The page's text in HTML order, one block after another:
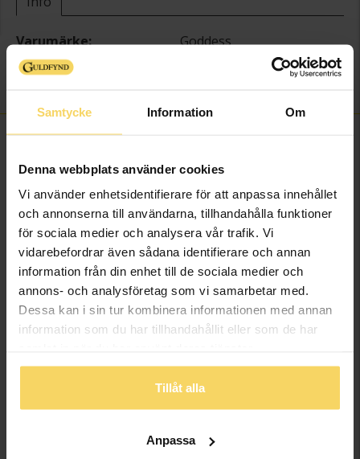
Samtycke Information Om
Denna webbplats använder cookies
Vi använder enhetsidentifierare för att anpassa innehållet
och annonserna till användarna, tillhandahålla funktioner
för sociala medier och analysera vår trafik. Vi
vidarebefordrar även sådana identifierare och annan
information från din enhet till de sociala medier och
annons- och analysföretag som vi samarbetar med.
Dessa kan i sin tur kombinera informationen med annan
information som du har tillhandahållit eller som de har
Tillåt alla
Anpassa
Varumärke
Goddess
Modell
FINNS OCKSÅ SOM
Örhängen stål Hestia
129:-